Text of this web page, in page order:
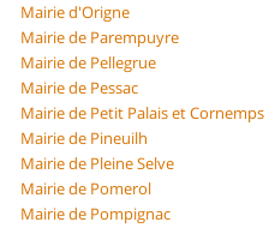
Mairie d'Origne
Mairie de Parempuyre
Mairie de Pellegrue
Mairie de Pessac
Mairie de Petit Palais et Cornemps
Mairie de Pineuilh
Mairie de Pleine Selve
Mairie de Pomerol
Mairie de Pompignac